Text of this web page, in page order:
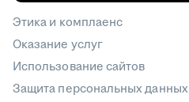
Этика и комплаенс
Оказание услуг
Использование сайтов
Защита персональных данных